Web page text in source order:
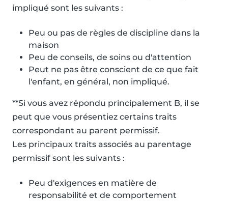
impliqué sont les suivants :
Peu ou pas de règles de discipline dans la
maison
Peu de conseils, de soins ou d'attention
Peut ne pas être conscient de ce que fait
l'enfant, en général, non impliqué.
**Si vous avez répondu principalement B, il se
peut que vous présentiez certains traits
correspondant au parent permissif.
Les principaux traits associés au parentage
permissif sont les suivants :
Peu d'exigences en matière de
responsabilité et de comportement